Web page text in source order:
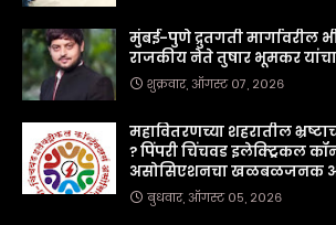
मुंबई-पुणे द्रुतगती मार्गावरील
राजकीय नेते तुषार भूमकर
शुक्रवार, ऑगस्ट ०७, २०२६
महावितरणच्या शहरातील
? पिंपरी चिंचवड इलेक्ट्रिकल
असोसिएशनचा खळबळजनक
बुधवार, ऑगस्ट ०५, २०२६